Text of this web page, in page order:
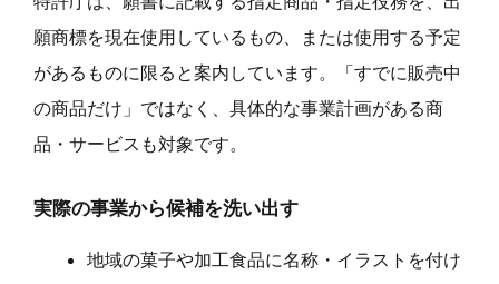
願商標を現在使用しているもの、または使用する予定
があるものに限ると案内しています。「すでに販売中
の商品だけ」ではなく、具体的な事業計画がある商
品・サービスも対象です。
実際の事業から候補を洗い出す
地域の菓子や加工食品に名称・イラストを付け